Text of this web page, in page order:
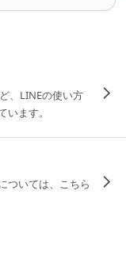
、LINEの使い方
ます。
ついては、こちら